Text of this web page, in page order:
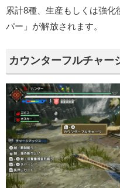
累計8種、生産もしくは強
パー」が解放されます。
カウンターフルチャー